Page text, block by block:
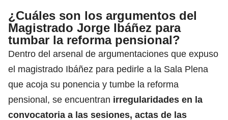
¿Cuáles son los argumentos del
Magistrado Jorge Ibáñez para
tumbar la reforma pensional?
Dentro del arsenal de argumentaciones que expuso
el magistrado Ibáñez para pedirle a la Sala Plena
que acoja su ponencia y tumbe la reforma
pensional, se encuentran irregularidades en la
convocatoria a las sesiones, actas de las